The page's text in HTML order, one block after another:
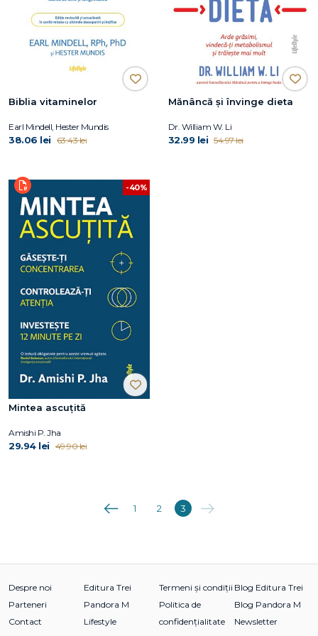
Biblia vitaminelor
Earl Mindell, Hester Mundis
38.06 lei 63.43 lei
Mănâncă și învinge dieta
Dr. William W. Li
32.99 lei 54.97 lei
-40%
Mintea ascuțită
Amishi P. Jha
29.94 lei 49.90 lei
Anterioara
1 2 3 Următoarea
Despre noi
Parteneri
Contact
Editura Trei
Pandora M
Lifestyle
Termeni și condiții
Politica de
confidențialitate
Blog Editura Trei
Blog Pandora M
Newsletter